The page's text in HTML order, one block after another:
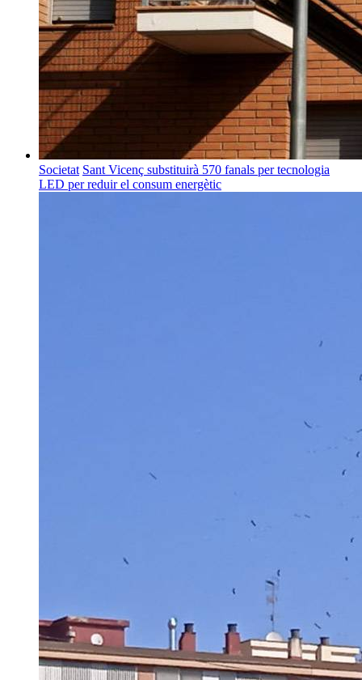
Societat Sant Vicenç substituirà 570 fanals per tecnologia
LED per reduir el consum energètic